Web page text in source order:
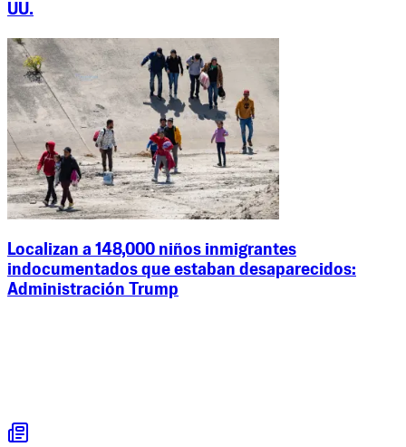
UU.
Localizan a 148,000 niños inmigrantes
indocumentados que estaban desaparecidos:
Administración Trump